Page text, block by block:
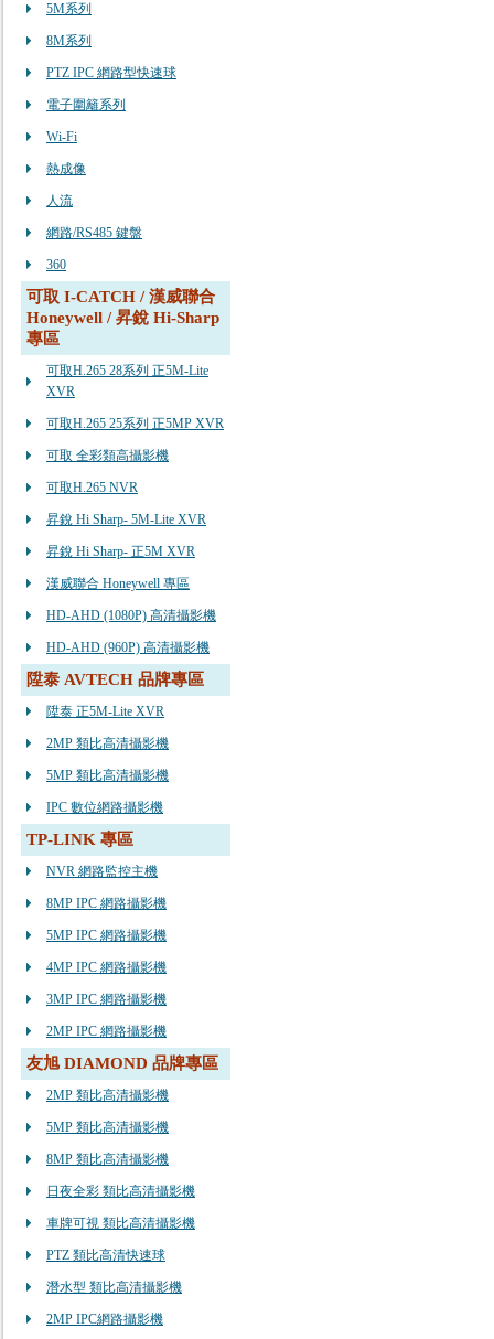
5M系列
8M系列
PTZ IPC 網路型快速球
電子圍籬系列
Wi-Fi
熱成像
人流
網路/RS485 鍵盤
360
可取 I-CATCH / 漢威聯合
Honeywell / 昇銳 Hi-Sharp
專區
可取H.265 28系列 正5M-Lite
XVR
可取H.265 25系列 正5MP XVR
可取 全彩類高攝影機
可取H.265 NVR
昇銳 Hi Sharp- 5M-Lite XVR
昇銳 Hi Sharp- 正5M XVR
漢威聯合 Honeywell 專區
HD-AHD (1080P) 高清攝影機
HD-AHD (960P) 高清攝影機
陞泰 AVTECH 品牌專區
陞泰 正5M-Lite XVR
2MP 類比高清攝影機
5MP 類比高清攝影機
IPC 數位網路攝影機
TP-LINK 專區
NVR 網路監控主機
8MP IPC 網路攝影機
5MP IPC 網路攝影機
4MP IPC 網路攝影機
3MP IPC 網路攝影機
2MP IPC 網路攝影機
友旭 DIAMOND 品牌專區
2MP 類比高清攝影機
5MP 類比高清攝影機
8MP 類比高清攝影機
日夜全彩 類比高清攝影機
車牌可視 類比高清攝影機
PTZ 類比高清快速球
潛水型 類比高清攝影機
2MP IPC網路攝影機